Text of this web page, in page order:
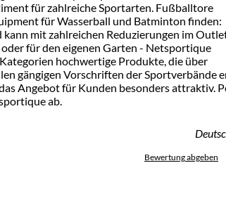
für zahlreiche Sportarten. Fußballtore
für Wasserball und Batminton finden:
mit zahlreichen Reduzierungen im
für den eigenen Garten - Netsportique
hochwertige Produkte, die über
gängigen Vorschriften der Sportverbände
Angebot für Kunden besonders attraktiv.
ab.
Bewertung abgeben